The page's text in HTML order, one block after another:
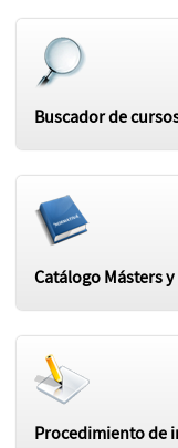
Buscador de
Catálogo Másters
Procedimiento de